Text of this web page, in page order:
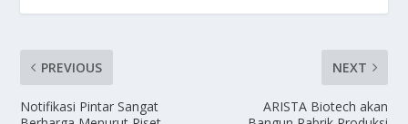
PREVIOUS
Notifikasi Pintar Sangat
NEXT
ARISTA Biotech akan